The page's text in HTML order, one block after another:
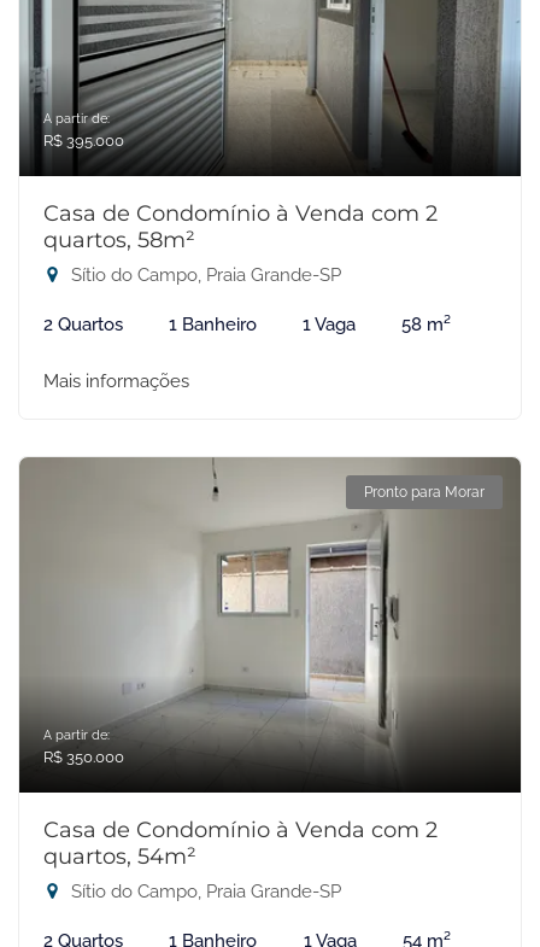
A partir de:
R$ 395.000
Casa de Condomínio à Venda com 2
quartos, 58m²
Sítio do Campo, Praia Grande-SP
2 Quartos 1 Banheiro 1 Vaga 58 m²
Mais informações
Pronto para Morar
A partir de:
R$ 350.000
Casa de Condomínio à Venda com 2
quartos, 54m²
Sítio do Campo, Praia Grande-SP
2 Quartos 1 Banheiro 1 Vaga 54 m²